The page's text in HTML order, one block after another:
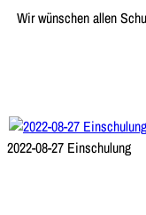
Wir wünschen allen
2022-08-27 Einschulung